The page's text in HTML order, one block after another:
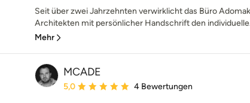
Seit über zwei Jahrzehnten verwirklicht das Büro
Architekten mit persönlicher Handschrift den
Mehr
MCADE
Durchschnittliche Bewertung: 5 von 5 Sternen
5,0 4 Bewertungen